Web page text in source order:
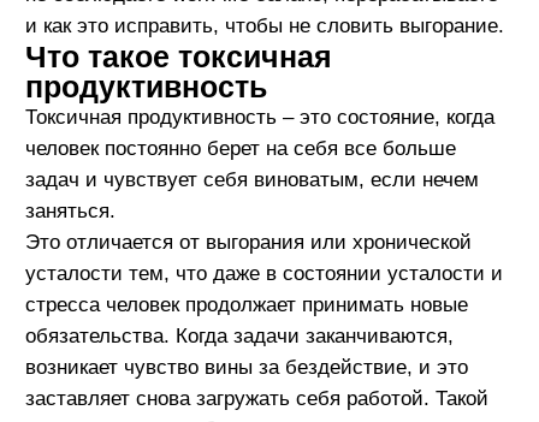
восстановлении.
4 признака токсичной
продуктивности
У вас точно есть проблемы с work-life балансом,
если вы:
постоянно думаете о работе, даже в
выходные;
чувствуете вину за время, проведенное без
стремитесь к идеальному результату и не
терпите критики;
деятельности.
Почему у нас развивается
токсичная продуктивность
Поиск признания:с детства нас учат, что
за хорошую работу мы получаем похвалу.
На работе мы стремимся к одобрению